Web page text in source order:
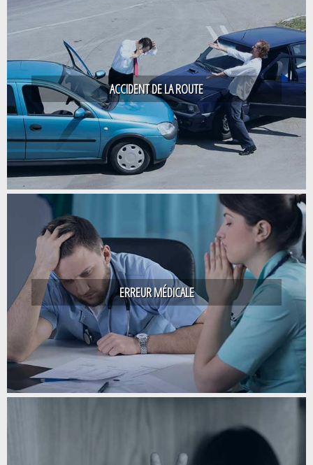
ACCIDENT DE LA ROUTE
ERREUR MÉDICALE